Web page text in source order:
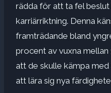
rädda för att ta fel
karriärriktning. Denna
framträdande bland
procent av vuxna
att de skulle kämpa
att lära sig nya